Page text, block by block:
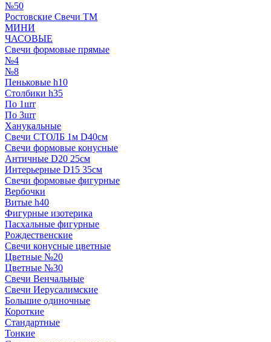
№50
Ростовские Свечи ТМ
МИНИ
ЧАСОВЫЕ
Свечи формовые прямые
№4
№8
Пеньковые h10
Столбики h35
По 1шт
По 3шт
Ханукальные
Свечи СТОЛБ 1м D40см
Свечи формовые конусные
Античные D20 25см
Интерьерные D15 35см
Свечи формовые фигурные
Вербочки
Витые h40
Фигурные изотерика
Пасхальные фигурные
Рождественские
Свечи конусные цветные
Цветные №20
Цветные №30
Свечи Венчальные
Свечи Иерусалимские
Большие одиночные
Короткие
Стандартные
Тонкие